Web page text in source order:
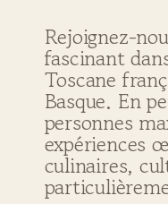
Rejoignez-
fascinant
Toscane
Basque. En
personnes
expériences
culinaires,